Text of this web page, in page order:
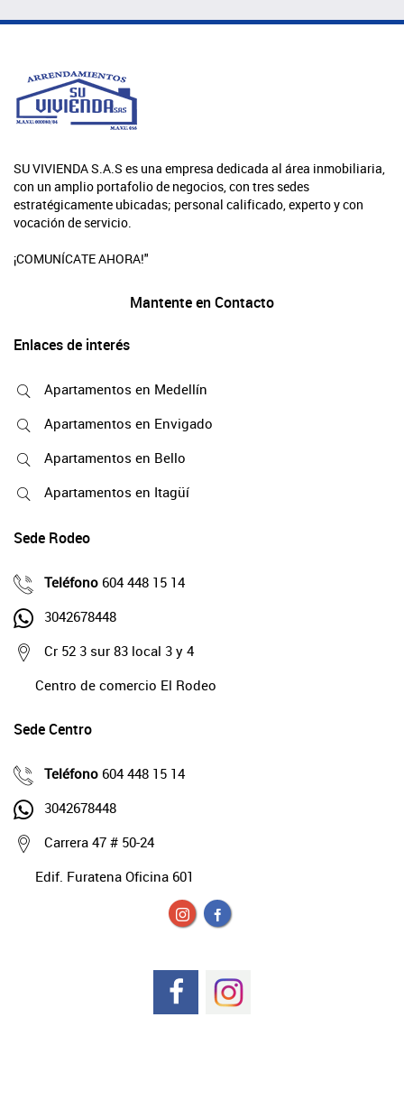
SU VIVIENDA S.A.S es una empresa dedicada al área inmobiliaria,
con un amplio portafolio de negocios, con tres sedes
estratégicamente ubicadas; personal calificado, experto y con
vocación de servicio.
¡COMUNÍCATE AHORA!"
Mantente en Contacto
Enlaces de interés
Apartamentos en Medellín
Apartamentos en Envigado
Apartamentos en Bello
Apartamentos en Itagüí
Sede Rodeo
Teléfono 604 448 15 14
3042678448
Cr 52 3 sur 83 local 3 y 4
Centro de comercio El Rodeo
Sede Centro
Teléfono 604 448 15 14
3042678448
Carrera 47 # 50-24
Edif. Furatena Oficina 601